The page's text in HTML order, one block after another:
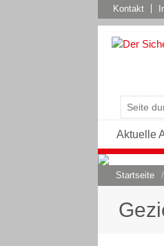
Kontakt
Aktuelle
Startseite /